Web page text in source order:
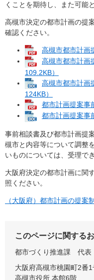
くことを期待し、また可能
高槻市決定の都市計画の提
確認ください。
高槻市都市計画
高槻市都市計画
109.2KB）
高槻市都市計画
124KB）
都市計画提案事
都市計画提案事
事前相談書及び都市計画提
槻市と内容等について調整
いものについては、受理で
大阪府決定の都市計画に関
照ください。
（大阪府）都市計画の提案
このページに関する
都市づくり推進課
代表
大阪府高槻市桃園町2番1
高槻市役所 本館6階